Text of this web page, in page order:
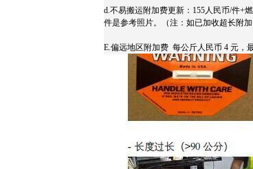
d.不易搬运附加费更新：155人民币/件+
件是参考照片。（注：如已加收超长附
E.偏远地区附加费 每公斤人民币 4 元，